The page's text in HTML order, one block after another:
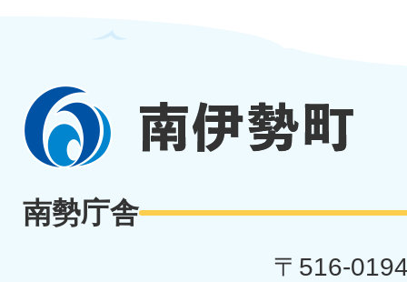
南勢庁舎
〒516-